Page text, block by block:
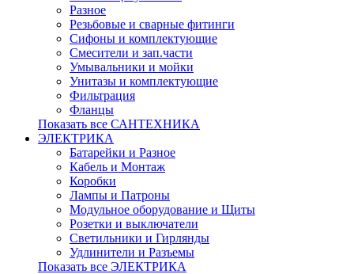
Разное
Резьбовые и сварные фитинги
Сифоны и комплектующие
Смесители и зап.части
Умывальники и мойки
Унитазы и комплектующие
Фильтрация
Фланцы
Показать все САНТЕХНИКА
ЭЛЕКТРИКА
Батарейки и Разное
Кабель и Монтаж
Коробки
Лампы и Патроны
Модульное оборудование и Щиты
Розетки и выключатели
Светильники и Гирлянды
Удлинители и Разъемы
Показать все ЭЛЕКТРИКА